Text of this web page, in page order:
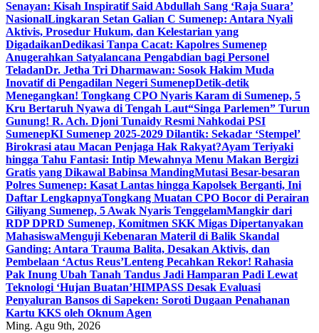
Senayan: Kisah Inspiratif Said Abdullah Sang ‘Raja Suara’
NasionalLingkaran Setan Galian C Sumenep: Antara Nyali
Aktivis, Prosedur Hukum, dan Kelestarian yang
DigadaikanDedikasi Tanpa Cacat: Kapolres Sumenep
Anugerahkan Satyalancana Pengabdian bagi Personel
TeladanDr. Jetha Tri Dharmawan: Sosok Hakim Muda
Inovatif di Pengadilan Negeri SumenepDetik-detik
Menegangkan! Tongkang CPO Nyaris Karam di Sumenep, 5
Kru Bertaruh Nyawa di Tengah Laut“Singa Parlemen” Turun
Gunung! R. Ach. Djoni Tunaidy Resmi Nahkodai PSI
SumenepKI Sumenep 2025-2029 Dilantik: Sekadar ‘Stempel’
Birokrasi atau Macan Penjaga Hak Rakyat?Ayam Teriyaki
hingga Tahu Fantasi: Intip Mewahnya Menu Makan Bergizi
Gratis yang Dikawal Babinsa MandingMutasi Besar-besaran
Polres Sumenep: Kasat Lantas hingga Kapolsek Berganti, Ini
Daftar LengkapnyaTongkang Muatan CPO Bocor di Perairan
Giliyang Sumenep, 5 Awak Nyaris TenggelamMangkir dari
RDP DPRD Sumenep, Komitmen SKK Migas Dipertanyakan
MahasiswaMenguji Kebenaran Materil di Balik Skandal
Ganding: Antara Trauma Balita, Desakan Aktivis, dan
Pembelaan ‘Actus Reus’Lenteng Pecahkan Rekor! Rahasia
Pak Inung Ubah Tanah Tandus Jadi Hamparan Padi Lewat
Teknologi ‘Hujan Buatan’HIMPASS Desak Evaluasi
Penyaluran Bansos di Sapeken: Soroti Dugaan Penahanan
Kartu KKS oleh Oknum Agen
Ming. Agu 9th, 2026